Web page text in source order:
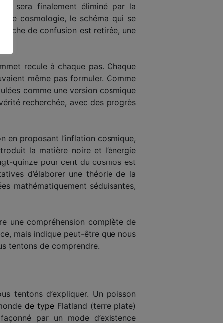
sera finalement éliminé par la
de cosmologie, le schéma qui se
de confusion est retirée, une
recule à chaque pas. Chaque
même pas formuler. Comme
comme une version cosmique
recherchée, avec des progrès
en proposant l’inflation cosmique,
la matière noire et l’énergie
quinze pour cent du cosmos est
d’élaborer une théorie de la
mathématiquement séduisantes,
une compréhension complète de
mais indique peut-être que nous
tentons de comprendre.
tentons d’expliquer. Un poisson
de type Flatland (terre plate)
par un mode d’existence